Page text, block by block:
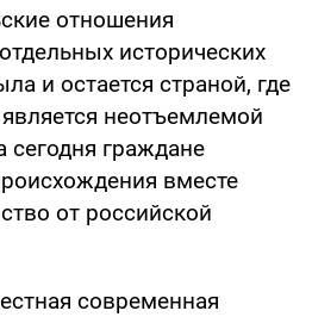
отношения
исторических
и остается страной, где
неотъемлемой
сегодня граждане
вместе
от российской
современная